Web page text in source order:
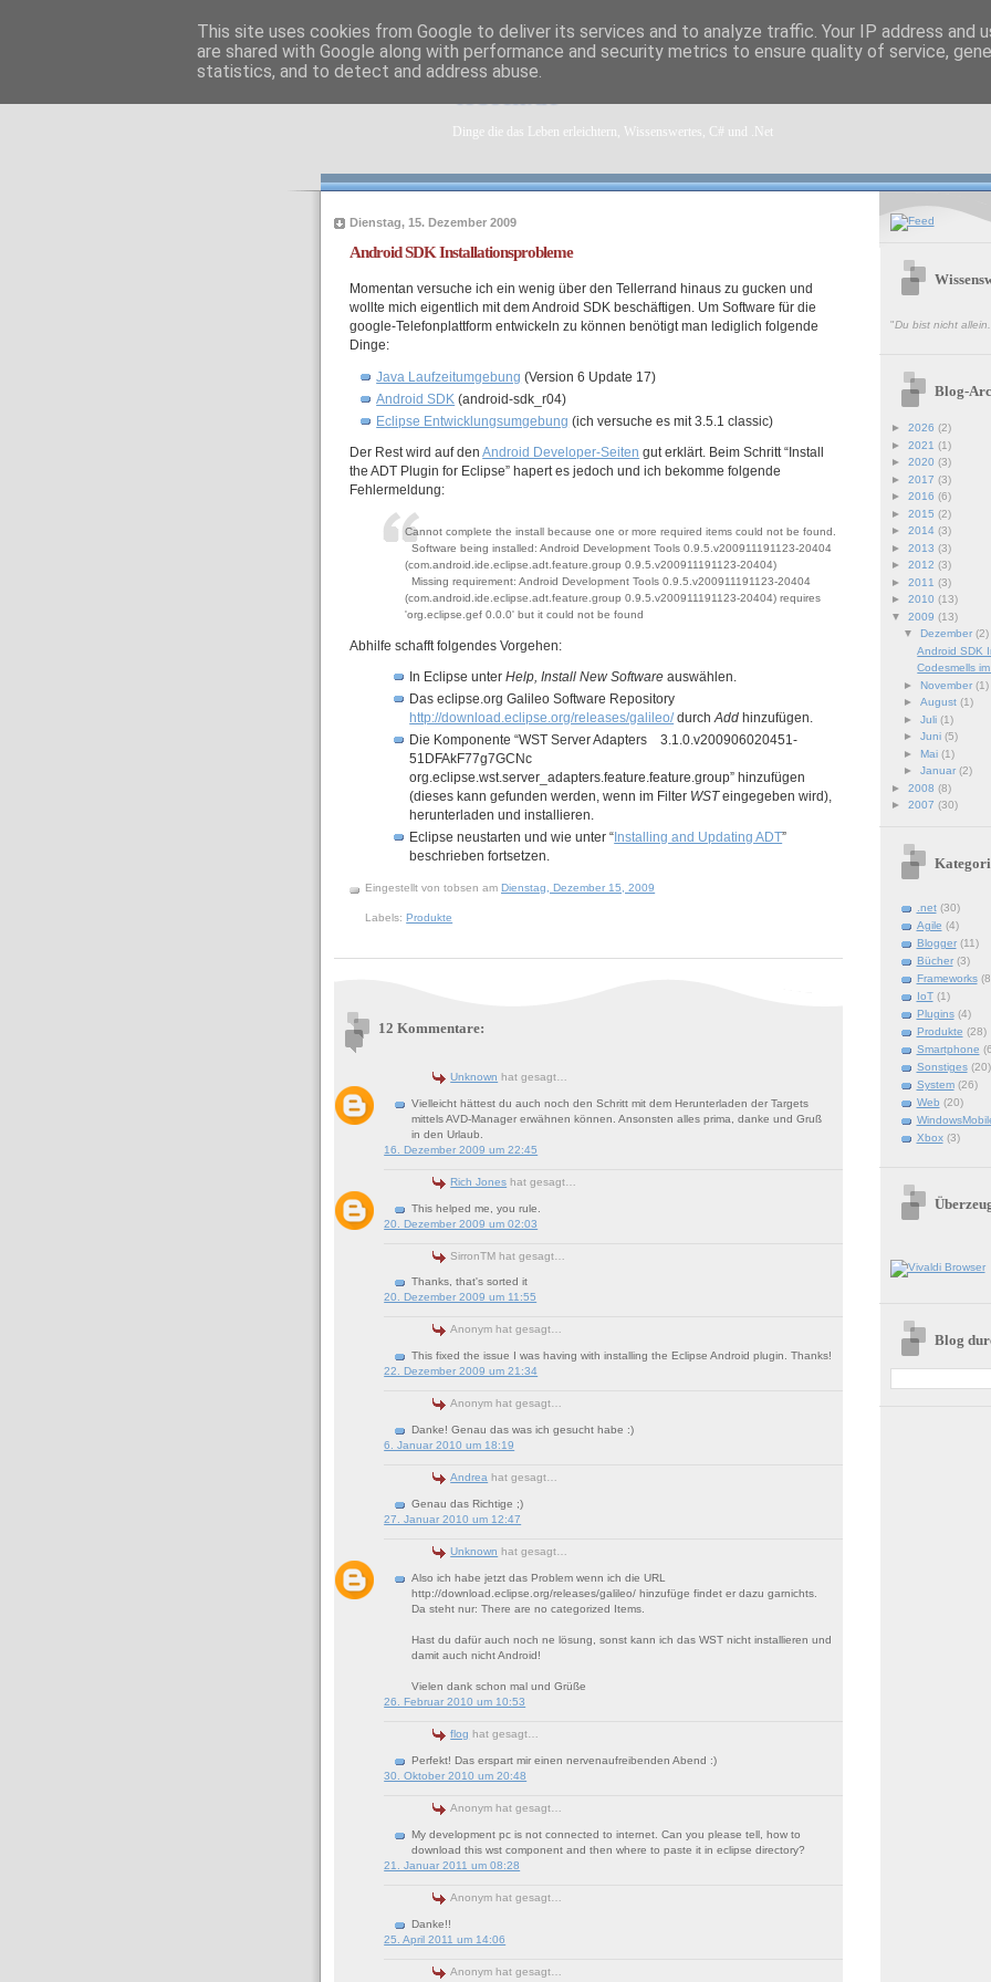
Dinge die das Leben erleichtern, Wissenswertes, C# und .Net
Dienstag, 15. Dezember 2009
Android SDK Installationsprobleme
Momentan versuche ich ein wenig über den Tellerrand hinaus zu gucken und
wollte mich eigentlich mit dem Android SDK beschäftigen. Um Software für die
google-Telefonplattform entwickeln zu können benötigt man lediglich folgende
Dinge:
Java Laufzeitumgebung (Version 6 Update 17)
Android SDK (android-sdk_r04)
Eclipse Entwicklungsumgebung (ich versuche es mit 3.5.1 classic)
Der Rest wird auf denAndroid Developer-Seiten gut erklärt. Beim Schritt “Install
the ADT Plugin for Eclipse” hapert es jedoch und ich bekomme folgende
Fehlermeldung:
Cannot complete the install because one or more required items could not be found.
Software being installed: Android Development Tools 0.9.5.v200911191123-20404
(com.android.ide.eclipse.adt.feature.group 0.9.5.v200911191123-20404)
Missing requirement: Android Development Tools 0.9.5.v200911191123-20404
(com.android.ide.eclipse.adt.feature.group 0.9.5.v200911191123-20404) requires
'org.eclipse.gef 0.0.0' but it could not be found
Abhilfe schafft folgendes Vorgehen:
In Eclipse unterHelp, Install New Softwareauswählen.
Das eclipse.org Galileo Software Repository
http://download.eclipse.org/releases/galileo/durchAdd hinzufügen.
Die Komponente “WST Server Adapters 3.1.0.v200906020451-
51DFAkF77g7GCNc
org.eclipse.wst.server_adapters.feature.feature.group” hinzufügen
(dieses kann gefunden werden, wenn im Filter WSTeingegeben wird),
herunterladen und installieren.
Eclipse neustarten und wie unter “ Installing and Updating ADT”
beschrieben fortsetzen.
Eingestellt vontobsen amDienstag, Dezember 15, 2009
Labels: Produkte
12 Kommentare:
Unknown hat gesagt…
Vielleicht hättest du auch noch den Schritt mit dem Herunterladen der Targets
mittels AVD-Manager erwähnen können. Ansonsten alles prima, danke und Gruß
in den Urlaub.
16. Dezember 2009 um 22:45
Rich Jones hat gesagt…
This helped me, you rule.
20. Dezember 2009 um 02:03
SirronTM hat gesagt…
Thanks, that's sorted it
20. Dezember 2009 um 11:55
Anonym hat gesagt…
This fixed the issue I was having with installing the Eclipse Android plugin. Thanks!
22. Dezember 2009 um 21:34
Anonym hat gesagt…
Danke! Genau das was ich gesucht habe :)
6. Januar 2010 um 18:19
Andrea hat gesagt…
Genau das Richtige ;)
27. Januar 2010 um 12:47
Unknown hat gesagt…
Also ich habe jetzt das Problem wenn ich die URL
http://download.eclipse.org/releases/galileo/ hinzufüge findet er dazu garnichts.
Da steht nur: There are no categorized Items.
Hast du dafür auch noch ne lösung, sonst kann ich das WST nicht installieren und
damit auch nicht Android!
Vielen dank schon mal und Grüße
26. Februar 2010 um 10:53
flog hat gesagt…
Perfekt! Das erspart mir einen nervenaufreibenden Abend :)
30. Oktober 2010 um 20:48
Anonym hat gesagt…
My development pc is not connected to internet. Can you please tell, how to
download this wst component and then where to paste it in eclipse directory?
21. Januar 2011 um 08:28
Anonym hat gesagt…
Danke!!
25. April 2011 um 14:06
Anonym hat gesagt…
"Du bist nicht
Blog-
► 2026 (2)
► 2021 (1)
► 2020 (3)
► 2017 (3)
► 2016 (6)
► 2015 (2)
► 2014 (3)
► 2013 (3)
► 2012 (3)
► 2011 (3)
► 2010 (13)
▼ 2009 (13)
▼Dezember(2)
Android SDK
Codesmells
►November(1)
►August(1)
►Juli(1)
►Juni(5)
►Mai(1)
►Januar(2)
► 2008 (8)
► 2007 (30)
.net (30)
Agile (4)
Blogger (11)
Bücher (3)
Frameworks
IoT (1)
Plugins (4)
Produkte (28)
Smartphone
Sonstiges (20)
System (26)
Web (20)
Xbox (3)
Blog
This site uses cookies from Google to deliver its services and to analyze traffic. Your IP address and
are shared with Google along with performance and security metrics to ensure quality of service,
statistics, and to detect and address abuse.